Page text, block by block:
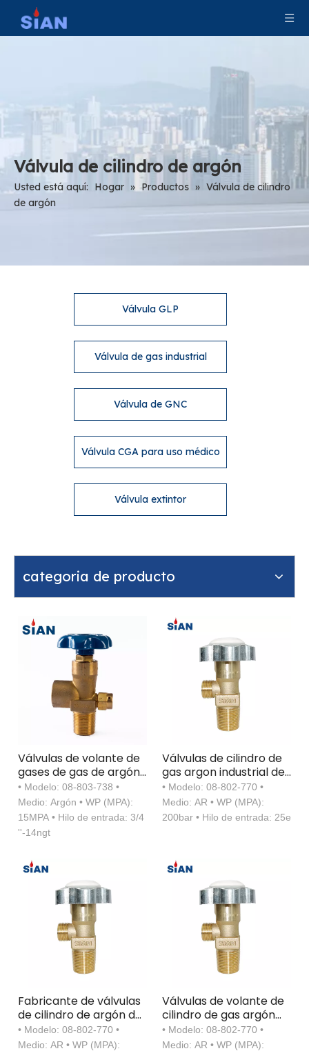
Válvula de cilindro de argón
Usted está aquí: Hogar » Productos » Válvula de cilindro
de argón
Válvula GLP
Válvula de gas industrial
Válvula de GNC
Válvula CGA para uso médico
Válvula extintor
categoria de producto
Válvulas de volante de
gases de gas de argón
industrial tipo
diafragma de latón de
latón
• Modelo: 08-803-738 •
Medio: Argón • WP (MPA):
15MPA • Hilo de entrada: 3/4
''-14ngt
Válvulas de cilindro de
gas argon industrial de
seguridad industrial
• Modelo: 08-802-770 •
Medio: AR • WP (MPA):
200bar • Hilo de entrada: 25e
Fabricante de válvulas
de cilindro de argón de
gas industrial Sian con
certificación TPED
• Modelo: 08-802-770 •
Medio: AR • WP (MPA):
Válvulas de volante de
cilindro de gas argón
de latón de Sian con
certificación TPED
• Modelo: 08-802-770 •
Medio: AR • WP (MPA):